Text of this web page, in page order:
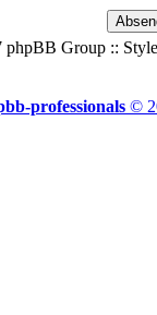
Group ::
professionals ©